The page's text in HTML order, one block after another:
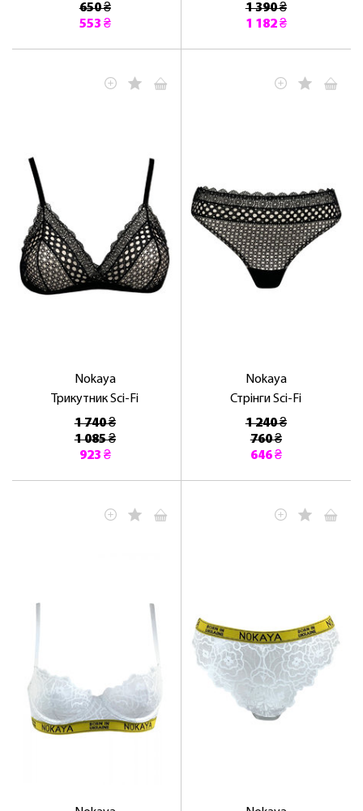
650 ₴
553 ₴
1 390 ₴
1 182 ₴
Nokaya
Трикутник Sci-Fi
1 740 ₴
1 085 ₴
923 ₴
Nokaya
Стрінги Sci-Fi
1 240 ₴
760 ₴
646 ₴